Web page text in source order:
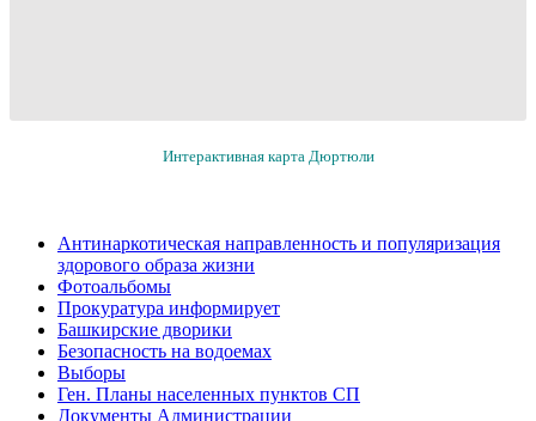
Интерактивная карта Дюртюли
Антинаркотическая направленность и популяризация
здорового образа жизни
Фотоальбомы
Прокуратура информирует
Башкирские дворики
Безопасность на водоемах
Выборы
Ген. Планы населенных пунктов СП
Документы Администрации